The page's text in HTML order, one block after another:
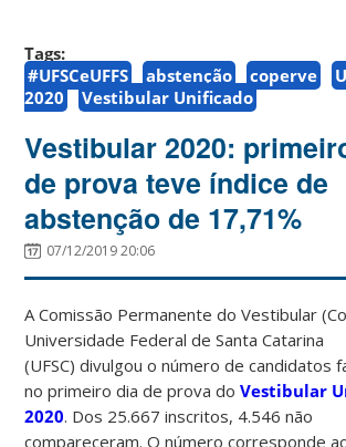
Tags:
#UFSCeUFFS
abstenção coperve
2020
Vestibular Unificado
Vestibular 2020:
de prova teve índice de
abstenção de 17,71%
07/12/2019 20:06
A Comissão Permanente do Vestibular
Universidade Federal de Santa Catarina
(UFSC) divulgou o número de candidatos
no primeiro dia de prova doVestibular
2020. Dos 25.667 inscritos, 4.546 não
compareceram. O número corresponde